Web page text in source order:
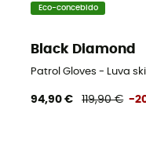
Eco-concebido
Black Diamond
Patrol Gloves - Luva
94,90 € 119,90 € -